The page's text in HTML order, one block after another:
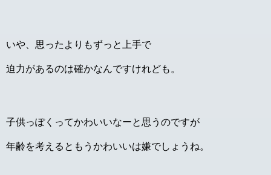
いや、思ったよりもずっと上手で
迫力があるのは確かなんですけれども。
子供っぽくってかわいいなーと思うのですが
年齢を考えるともうかわいいは嫌でしょうね。